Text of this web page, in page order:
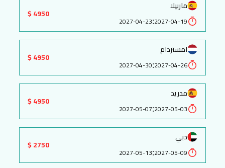
ماربيلا
2027-04-19
:
2027-04-23
4950 $
امستردام
2027-04-26
:
2027-04-30
4950 $
مدريد
2027-05-03
:
2027-05-07
4950 $
دبي
2027-05-09
:
2027-05-13
2750 $